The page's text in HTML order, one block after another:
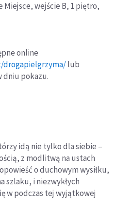
Miejsce, wejście B, 1 piętro,
online
drogapielgrzyma/lub
dniu pokazu.
idą nie tylko dla siebie –
z modlitwą na ustach
o duchowym wysiłku,
szlaku, i niezwykłych
w podczas tej wyjątkowej